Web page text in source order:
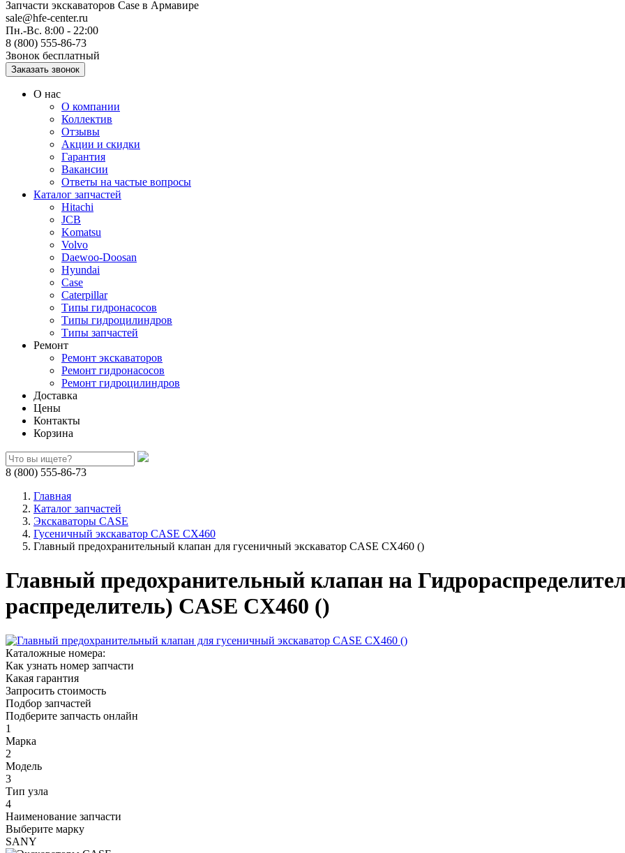
Запчасти экскаваторов Case в Армавире
sale@hfe-center.ru
Пн.-Вс. 8:00 - 22:00
8 (800) 555-86-73
Звонок бесплатный
О нас
О компании
Коллектив
Отзывы
Акции и скидки
Гарантия
Вакансии
Ответы на частые вопросы
Каталог запчастей
Hitachi
JCB
Komatsu
Volvo
Daewoo-Doosan
Hyundai
Case
Caterpillar
Типы гидронасосов
Типы гидроцилиндров
Типы запчастей
Ремонт
Ремонт экскаваторов
Ремонт гидронасосов
Ремонт гидроцилиндров
Доставка
Цены
Контакты
Корзина
8 (800) 555-86-73
Главная
Каталог запчастей
Экскаваторы CASE
Гусеничный экскаватор CASE CX460
Главный предохранительный клапан для гусеничный экскаватор CASE CX460 ()
Главный предохранительный клапан на
распределитель) CASE CX460 ()
Каталожные номера:
Как узнать номер запчасти
Какая гарантия
Запросить стоимость
Подбор запчастей
Подберите запчасть онлайн
1
Марка
2
Модель
3
Тип узла
4
Наименование запчасти
Выберите марку
SANY